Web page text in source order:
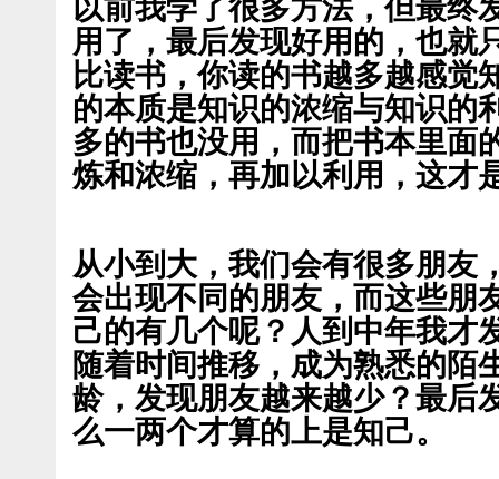
以前我学了很多方法，但最终
用了，最后发现好用的，也就
比读书，你读的书越多越感觉
的本质是知识的浓缩与知识的
多的书也没用，而把书本里面
炼和浓缩，再加以利用，这才
从小到大，我们会有很多朋友
会出现不同的朋友，而这些朋
己的有几个呢？人到中年我才
随着时间推移，成为熟悉的陌
龄，发现朋友越来越少？最后
么一两个才算的上是知己。